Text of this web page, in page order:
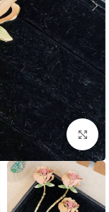
بزرگنمایی تصویر